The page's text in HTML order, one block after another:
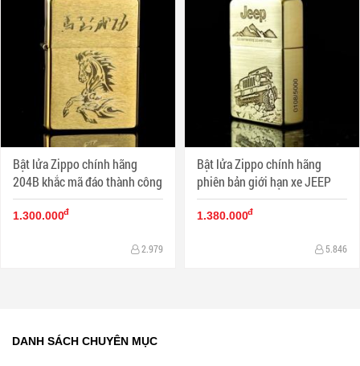
Bật lửa Zippo chính hãng
204B khắc mã đáo thành công
1.300.000đ
2.979
Bật lửa Zippo chính hãng
phiên bản giới hạn xe JEEP
1.380.000đ
5.846
DANH SÁCH CHUYÊN MỤC